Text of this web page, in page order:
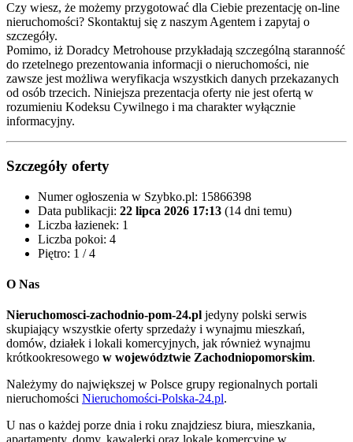
Czy wiesz, że możemy przygotować dla Ciebie prezentację on-line
nieruchomości? Skontaktuj się z naszym Agentem i zapytaj o
szczegóły.
Pomimo, iż Doradcy Metrohouse przykładają szczególną staranność
do rzetelnego prezentowania informacji o nieruchomości, nie
zawsze jest możliwa weryfikacja wszystkich danych przekazanych
od osób trzecich. Niniejsza prezentacja oferty nie jest ofertą w
rozumieniu Kodeksu Cywilnego i ma charakter wyłącznie
informacyjny.
Szczegóły oferty
Numer ogłoszenia w Szybko.pl: 15866398
Data publikacji: 22 lipca 2026 17:13 (14 dni temu)
Liczba łazienek: 1
Liczba pokoi: 4
Piętro: 1 / 4
O Nas
Nieruchomosci-zachodnio-pom-24.pl jedyny polski serwis
skupiający wszystkie oferty sprzedaży i wynajmu mieszkań,
domów, działek i lokali komercyjnych, jak również wynajmu
krótkookresowego w województwie Zachodniopomorskim.
Należymy do największej w Polsce grupy regionalnych portali
nieruchomości Nieruchomości-Polska-24.pl.
U nas o każdej porze dnia i roku znajdziesz biura, mieszkania,
apartamenty, domy, kawalerki oraz lokale komercyjne w